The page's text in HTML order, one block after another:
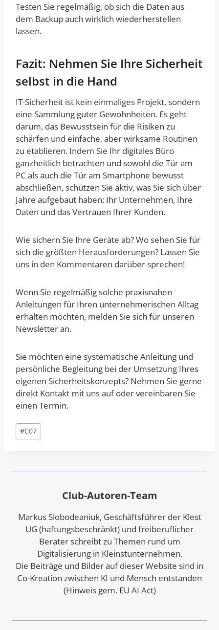
Testen Sie regelmäßig, ob sich die Daten aus
dem Backup auch wirklich wiederherstellen
lassen.
Fazit: Nehmen Sie Ihre Sicherheit
selbst in die Hand
IT-Sicherheit ist kein einmaliges Projekt, sondern
eine Sammlung guter Gewohnheiten. Es geht
darum, das Bewusstsein für die Risiken zu
schärfen und einfache, aber wirksame Routinen
zu etablieren. Indem Sie Ihr digitales Büro
ganzheitlich betrachten und sowohl die Tür am
PC als auch die Tür am Smartphone bewusst
abschließen, schützen Sie aktiv, was Sie sich über
Jahre aufgebaut haben: Ihr Unternehmen, Ihre
Daten und das Vertrauen Ihrer Kunden.
Wie sichern Sie Ihre Geräte ab? Wo sehen Sie für
sich die größten Herausforderungen? Lassen Sie
uns in den Kommentaren darüber sprechen!
Wenn Sie regelmäßig solche praxisnahen
Anleitungen für Ihren unternehmerischen Alltag
erhalten möchten, melden Sie sich für unseren
Newsletter an.
Sie möchten eine systematische Anleitung und
persönliche Begleitung bei der Umsetzung Ihres
eigenen Sicherheitskonzepts? Nehmen Sie gerne
direkt Kontakt mit uns auf oder vereinbaren Sie
einen Termin.
Schlagworte:
#C07
Club-Autoren-Team
Markus Slobodeaniuk, Geschäftsführer der Klest
UG (haftungsbeschränkt) und freiberuflicher
Berater schreibt zu Themen rund um
Digitalisierung in Kleinstunternehmen.
Die Beiträge und Bilder auf dieser Website sind in
Co-Kreation zwischen KI und Mensch entstanden
(Hinweis gem. EU AI Act)